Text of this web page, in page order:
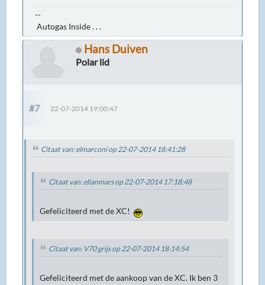
--
Autogas Inside . . .
Hans Duiven
Polar lid
#7 22-07-2014 19:00:47
Citaat van: elmarconi op 22-07-2014 18:41:28
Citaat van: elianmars op 22-07-2014 17:18:48
Gefeliciteerd met de XC!
Citaat van: V70 grijs op 22-07-2014 18:14:54
Gefeliciteerd met de aankoop van de XC. Ik ben 3